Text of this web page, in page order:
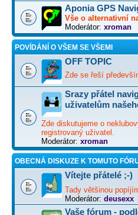
Aponia GPS
Vše o alternativní
Moderátor: xroman
POVÍDÁNÍ O VŠEM SE VŠEMI
OFF TOPIC
Zde se řeší
Srazy přátel
uživatelům
Zde diskutujeme o
registrovaný uživatel.
Moderátor: xroman
OBECNÁ DISKUZE K TOMUTO
Vítejte přátelé ;-)
Tady většinou
Moderátor: deusexx
Vaše fórum -